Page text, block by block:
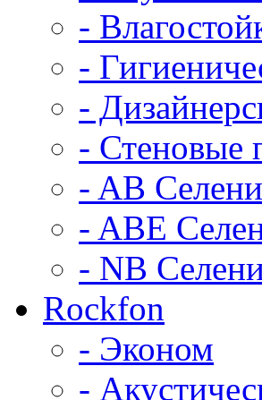
-
-
-
- Стеновые
- AB
- ABE
- NB
Rockfon
- Эконом
-